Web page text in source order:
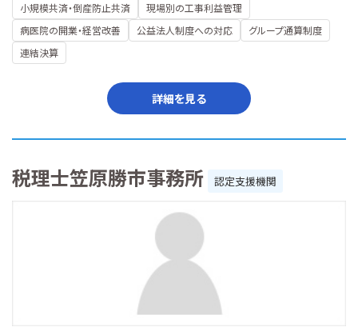
小規模共済・倒産防止共済
現場別の工事利益管理
病医院の開業・経営改善
公益法人制度への対応
グループ通算制度
連結決算
詳細を見る
税理士笠原勝市事務所 認定支援機関